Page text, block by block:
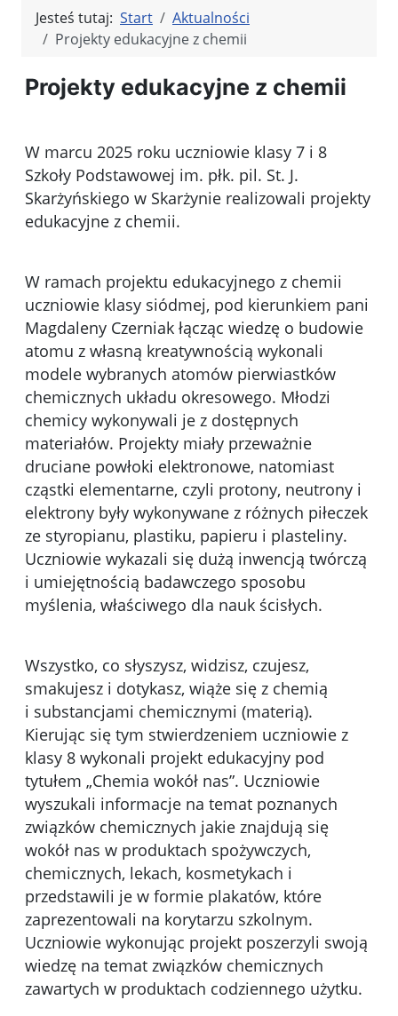
Jesteś tutaj: Start
Aktualności
Projekty edukacyjne z chemii
Projekty edukacyjne z chemii
W marcu 2025 roku uczniowie klasy 7 i 8
Szkoły Podstawowej im. płk. pil. St. J.
Skarżyńskiego w Skarżynie realizowali projekty
edukacyjne z chemii.
W ramach projektu edukacyjnego z chemii
uczniowie klasy siódmej, pod kierunkiem pani
Magdaleny Czerniak łącząc wiedzę o budowie
atomu z własną kreatywnością wykonali
modele wybranych atomów pierwiastków
chemicznych układu okresowego. Młodzi
chemicy wykonywali je z dostępnych
materiałów. Projekty miały przeważnie
druciane powłoki elektronowe, natomiast
cząstki elementarne, czyli protony, neutrony i
elektrony były wykonywane z różnych piłeczek
ze styropianu, plastiku, papieru i plasteliny.
Uczniowie wykazali się dużą inwencją twórczą
i umiejętnością badawczego sposobu
myślenia, właściwego dla nauk ścisłych.
Wszystko, co słyszysz, widzisz, czujesz,
smakujesz i dotykasz, wiąże się z chemią
i substancjami chemicznymi (materią).
Kierując się tym stwierdzeniem uczniowie z
klasy 8 wykonali projekt edukacyjny pod
tytułem „Chemia wokół nas”. Uczniowie
wyszukali informacje na temat poznanych
związków chemicznych jakie znajdują się
wokół nas w produktach spożywczych,
chemicznych, lekach, kosmetykach i
przedstawili je w formie plakatów, które
zaprezentowali na korytarzu szkolnym.
Uczniowie wykonując projekt poszerzyli swoją
wiedzę na temat związków chemicznych
zawartych w produktach codziennego użytku.